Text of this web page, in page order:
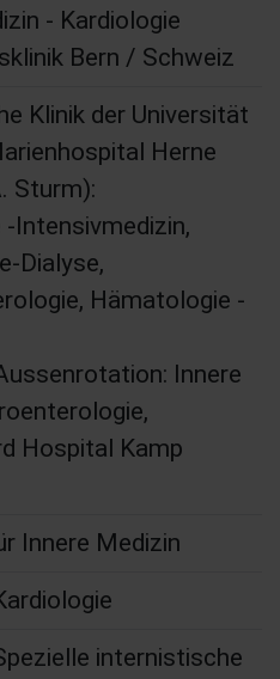
- Kardiologie
Bern / Schweiz
Klinik der Universität
Herne
Sturm):
-Intensivmedizin,
Dialyse,
Hämatologie -
Innere
Hospital Kamp
Innere Medizin
internistische